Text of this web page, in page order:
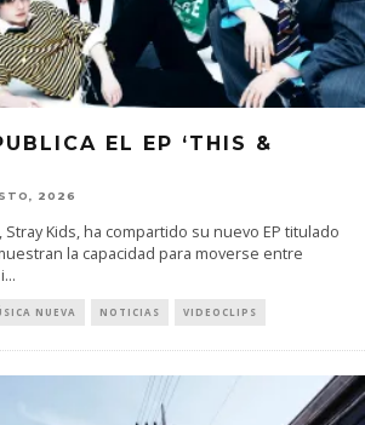
EL EP ‘THIS &
2026
Stray Kids, ha compartido su nuevo EP titulado
la capacidad para moverse entre
...
NUEVA NOTICIAS VIDEOCLIPS